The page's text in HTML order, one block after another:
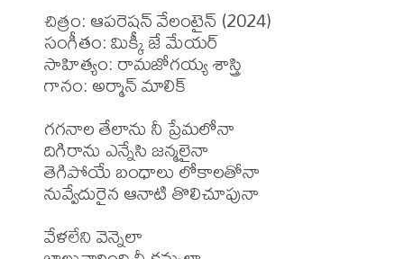
చిత్రం: ఆపరెషన్ వేలంటైన్ (2024)
సంగీతం: మిక్కీ జే మేయర్
సాహిత్యం: రామజోగయ్య శాస్త్రి
గానం: అర్మాన్ మాలిక్
గగనాల తేలాను నీ ప్రేమలోనా
దిగిరాను ఎన్నేసి జన్మలైనా
తెగిపోయే బంధాలు లోకాలతోనా
నువ్వేదురైన ఆనాటి తొలిచూపునా
వేళలేని వెన్నెలా